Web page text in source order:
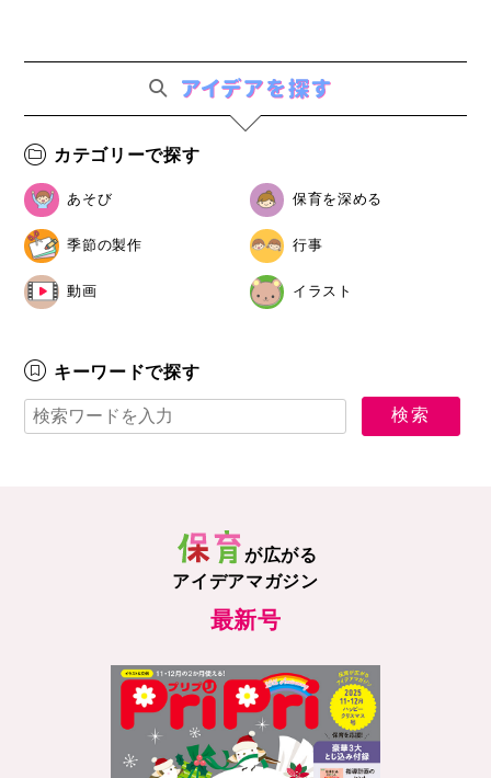
カテゴリーで探す
あそび 保育を深める
季節の製作 行事
動画 イラスト
キーワードで探す
が広がる
アイデアマガジン
最新号